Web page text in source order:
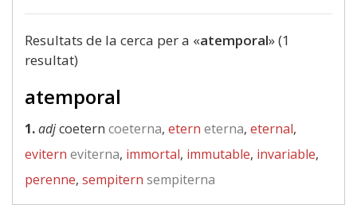
Resultats de la cerca per a «atemporal» (1
resultat)
atemporal
1.adjcoetern coeterna, etern eterna, eternal,
evitern eviterna, immortal, immutable, invariable,
perenne, sempitern sempiterna